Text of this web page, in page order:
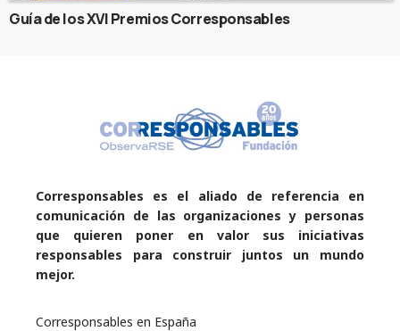
Guía de los XVI Premios Corresponsables
Corresponsables es el aliado de referencia en
comunicación de las organizaciones y personas
que quieren poner en valor sus iniciativas
responsables para construir juntos un mundo
mejor.
Corresponsables en España